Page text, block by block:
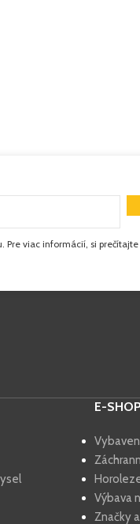
Pre viac informácií, si prečítajte
E-SHOP
Výbava
Značky